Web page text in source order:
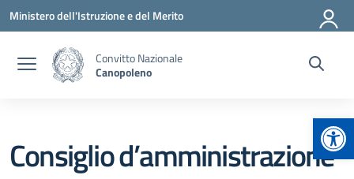
Vai ai contenuti
Vai al menu di navigazione
Vai al footer
Ministero dell'Istruzione e del Merito
Convitto Nazionale
Canopoleno
Consiglio d’amministrazione